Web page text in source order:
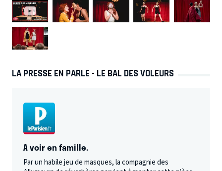
LA PRESSE EN PARLE - LE BAL DES VOLEURS
A voir en famille.
Par un habile jeu de masques, la compagnie des